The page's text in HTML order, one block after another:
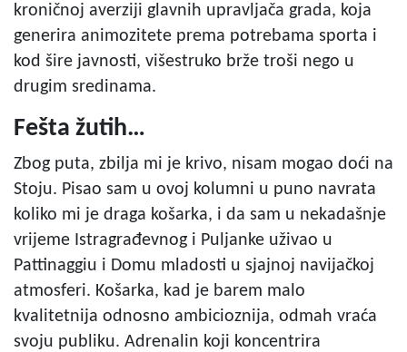
kroničnoj averziji glavnih upravljača grada, koja
generira animozitete prema potrebama sporta i
kod šire javnosti, višestruko brže troši nego u
drugim sredinama.
Fešta žutih…
Zbog puta, zbilja mi je krivo, nisam mogao doći na
Stoju. Pisao sam u ovoj kolumni u puno navrata
koliko mi je draga košarka, i da sam u nekadašnje
vrijeme Istragrađevnog i Puljanke uživao u
Pattinaggiu i Domu mladosti u sjajnoj navijačkoj
atmosferi. Košarka, kad je barem malo
kvalitetnija odnosno ambicioznija, odmah vraća
svoju publiku. Adrenalin koji koncentrira